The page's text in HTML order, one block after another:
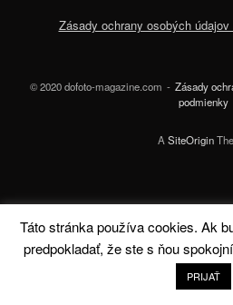
Zásady ochrany osobých
© 2020 dofoto-magazine.com
Zásady
podmienky
A SiteOrigin
Táto stránka používa cookies. Ak
predpokladať, že ste s ňou
PRIJAŤ